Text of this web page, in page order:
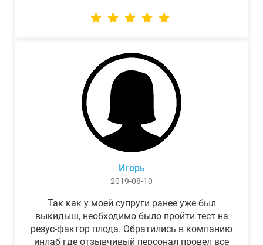
Игорь
2019-08-10
Так как у моей супруги ранее уже был
выкидыш, необходимо было пройти тест на
резус-фактор плода. Обратились в компанию
инлаб где отзывчивый персонал провел все